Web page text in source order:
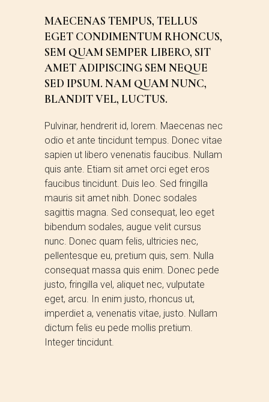
MAECENAS TEMPUS, TELLUS
EGET CONDIMENTUM RHONCUS,
SEM QUAM SEMPER LIBERO, SIT
AMET ADIPISCING SEM NEQUE
SED IPSUM. NAM QUAM NUNC,
BLANDIT VEL, LUCTUS.
Pulvinar, hendrerit id, lorem. Maecenas nec
odio et ante tincidunt tempus. Donec vitae
sapien ut libero venenatis faucibus. Nullam
quis ante. Etiam sit amet orci eget eros
faucibus tincidunt. Duis leo. Sed fringilla
mauris sit amet nibh. Donec sodales
sagittis magna. Sed consequat, leo eget
bibendum sodales, augue velit cursus
nunc. Donec quam felis, ultricies nec,
pellentesque eu, pretium quis, sem. Nulla
consequat massa quis enim. Donec pede
justo, fringilla vel, aliquet nec, vulputate
eget, arcu. In enim justo, rhoncus ut,
imperdiet a, venenatis vitae, justo. Nullam
dictum felis eu pede mollis pretium.
Integer tincidunt.